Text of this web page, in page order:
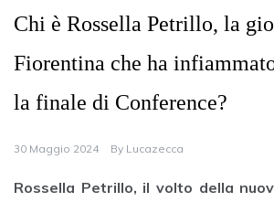
Chi è Rossella Petrillo, la
Fiorentina che ha
la finale di Conference?
30 Maggio 2024 By Lucazecca
Rossella Petrillo, il volto della